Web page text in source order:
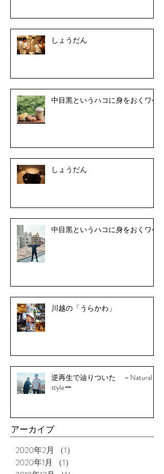
しょうだん
中目黒というハコに身をおくワケ
しょうだん
中目黒というハコに身をおくワケ
川越の「うらかわ」
逆再生で辿りついた －Natural
styleー
アーカイブ
2020年2月
（1）
2020年1月
（1）